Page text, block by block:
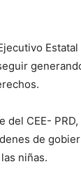
CEE-
de
niñas.